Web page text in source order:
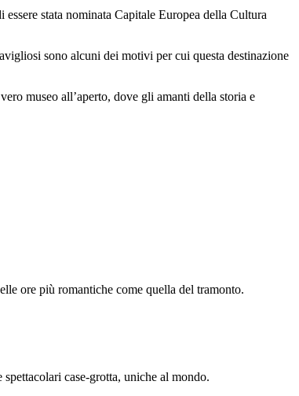
stata nominata Capitale Europea della Cultura
sono alcuni dei motivi per cui questa destinazione
museo all’aperto, dove gli amanti della storia e
ore più romantiche come quella del tramonto.
case-grotta, uniche al mondo.